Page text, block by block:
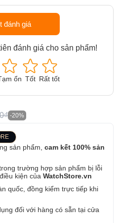
đánh giá
đánh giá cho sản phẩm!
ổn Tốt Rất tốt
-20%
sản phẩm, cam kết 100% sản
trường hợp sản phẩm bị lỗi
kiện của WatchStore.vn
quốc, đồng kiểm trực tiếp khi
đối với hàng có sẵn tại cửa